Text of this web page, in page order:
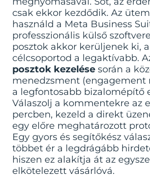
csak ekkor kezdődik. Az
használd a Meta Business
professzionális külső
posztok akkor kerüljenek ki,
célcsoportod a legaktívabb.
posztok kezelése során a
menedzsment (engagement
a legfontosabb bizalomépítő
Válaszolj a kommentekre az
percben, kezeld a direkt
egy előre meghatározott
Egy gyors és segítőkész
többet ér a legdrágább
hiszen ez alakítja át az
elkötelezett vásárlóvá.